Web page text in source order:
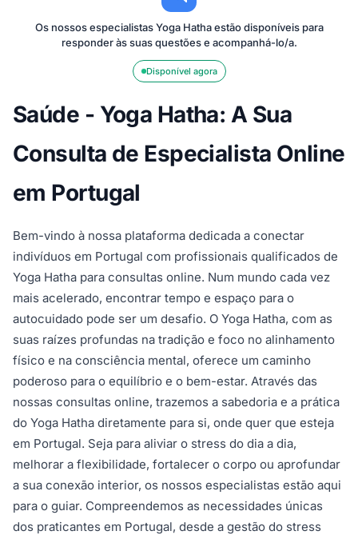
Os nossos especialistas Yoga Hatha estão disponíveis para
responder às suas questões e acompanhá-lo/a.
Disponível agora
Saúde - Yoga Hatha: A Sua
Consulta de Especialista Online
em Portugal
Bem-vindo à nossa plataforma dedicada a conectar
indivíduos em Portugal com profissionais qualificados de
Yoga Hatha para consultas online. Num mundo cada vez
mais acelerado, encontrar tempo e espaço para o
autocuidado pode ser um desafio. O Yoga Hatha, com as
suas raízes profundas na tradição e foco no alinhamento
físico e na consciência mental, oferece um caminho
poderoso para o equilíbrio e o bem-estar. Através das
nossas consultas online, trazemos a sabedoria e a prática
do Yoga Hatha diretamente para si, onde quer que esteja
em Portugal. Seja para aliviar o stress do dia a dia,
melhorar a flexibilidade, fortalecer o corpo ou aprofundar
a sua conexão interior, os nossos especialistas estão aqui
para o guiar. Compreendemos as necessidades únicas
dos praticantes em Portugal, desde a gestão do stress